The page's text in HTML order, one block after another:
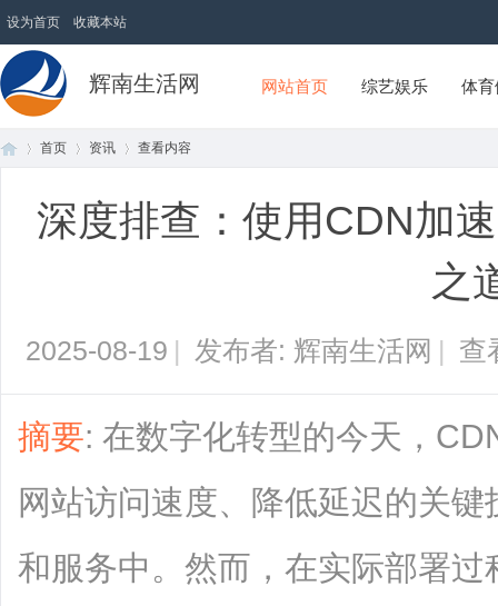
设为首页 收藏本站
辉南生活网 网站首页 综艺娱乐 体
首页 资讯
›
查看内容
深度排查：使用CDN加
之
2025-08-19 | 发布者: 辉南生活网 | 查
摘要: 在数字化转型的今天，
网站访问速度、降低延迟的关
和服务中。然而，在实际部署